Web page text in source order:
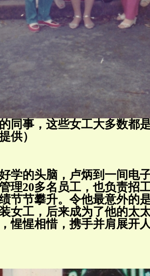
同事，这些女工大多数都
供）
学的头脑，卢炳到一间电
理20多名员工，也负责招
节节攀升。令他最意外的
女工，后来成为了他的太
惺惺相惜，携手并肩展开